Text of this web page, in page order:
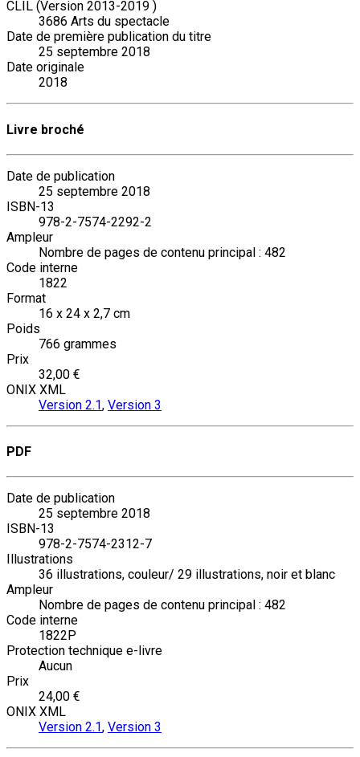
CLIL (Version 2013-2019 )
3686 Arts du spectacle
Date de première publication du titre
25 septembre 2018
Date originale
2018
Livre broché
Date de publication
25 septembre 2018
ISBN-13
978-2-7574-2292-2
Ampleur
Nombre de pages de contenu principal : 482
Code interne
1822
Format
16 x 24 x 2,7 cm
Poids
766 grammes
Prix
32,00 €
ONIX XML
Version 2.1, Version 3
PDF
Date de publication
25 septembre 2018
ISBN-13
978-2-7574-2312-7
Illustrations
36 illustrations, couleur/ 29 illustrations, noir et blanc
Ampleur
Nombre de pages de contenu principal : 482
Code interne
1822P
Protection technique e-livre
Aucun
Prix
24,00 €
ONIX XML
Version 2.1, Version 3